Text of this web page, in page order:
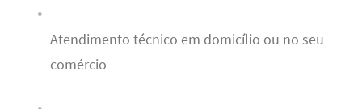
Atendimento técnico em domicílio ou no seu
comércio